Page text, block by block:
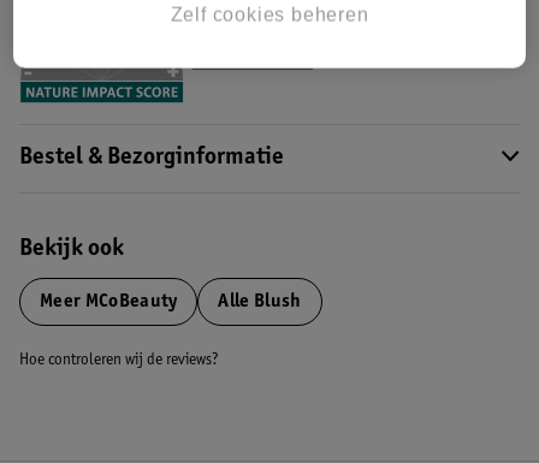
Dit product heeft (nog) geen Nature
Bestel & Bezorginformatie
Bekijk ook
Meer MCoBeauty Alle Blush
Hoe controleren wij de reviews?
Zelf cookies beheren